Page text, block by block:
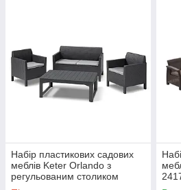
Набір пластикових садових
меблів Keter Orlando з
регульованим столиком
232295 графіт